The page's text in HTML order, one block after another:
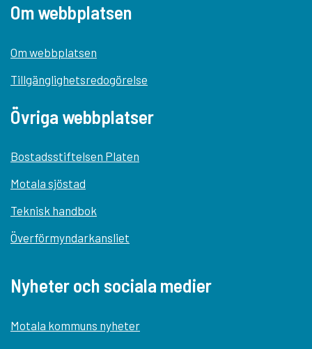
Om webbplatsen
Om webbplatsen
Tillgänglighetsredogörelse
Övriga webbplatser
Bostadsstiftelsen Platen
Motala sjöstad
Teknisk handbok
Överförmyndarkansliet
Nyheter och sociala medier
Motala kommuns nyheter